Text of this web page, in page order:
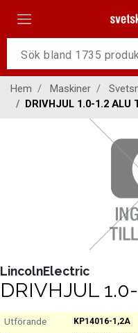
Slangpaket
Personligt skydd
Hem Maskiner
DRIVHJUL 1.0-1.2 ALU
LincolnElectric
DRIVHJUL
KP14016-1,2A